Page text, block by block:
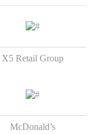
X5 Retail Group
McDonald’s